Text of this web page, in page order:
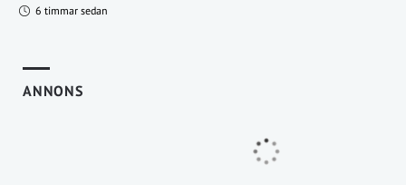
6 timmar sedan
ANNONS